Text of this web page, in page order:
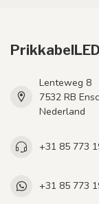
Lenteweg 8
7532 RB
Nederland
+31 85 773
+31 85 773